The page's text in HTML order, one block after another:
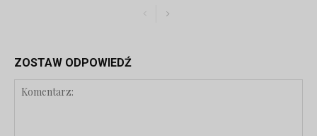
ZOSTAW ODPOWIEDŹ